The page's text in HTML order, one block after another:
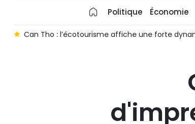
Politique Économie
Vers une communauté de l'ASEAN 2045